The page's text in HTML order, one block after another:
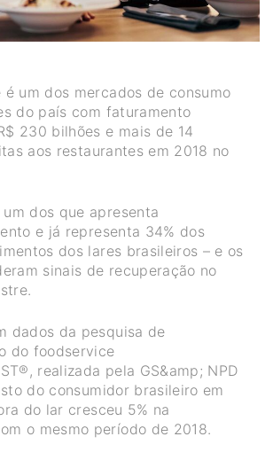
é um dos mercados de consumo
do país com faturamento
230 bilhões e mais de 14
aos restaurantes em 2018 no
dos que apresenta
e já representa 34% dos
dos lares brasileiros – e os
sinais de recuperação no
dados da pesquisa de
do foodservice
realizada pela GS&amp; NPD
do consumidor brasileiro em
do lar cresceu 5% na
o mesmo período de 2018.